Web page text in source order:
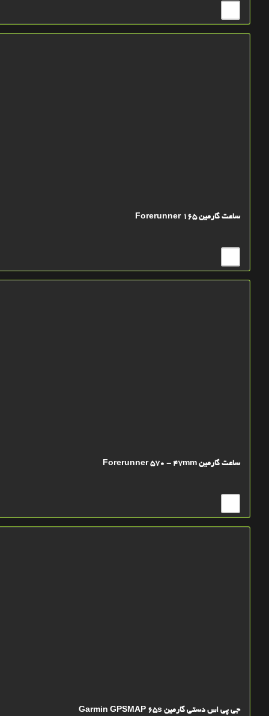
ساعت گارمین Forerunner 165
ساعت گارمین Forerunner 570 - 47mm
جی پی اس دستی گارمین Garmin GPSMAP 65s